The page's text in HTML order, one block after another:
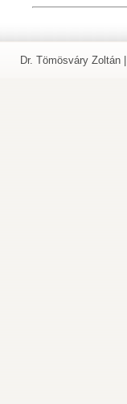
Dr. Tömösváry Zoltán |